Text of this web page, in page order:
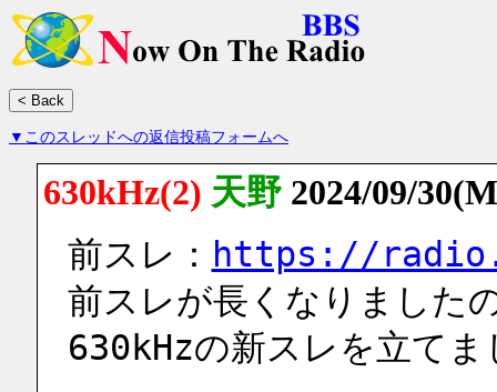
▼このスレッドへの返信投稿フォームへ
630kHz(2) 天野 2024/09/
前スレ： https://
前スレが長くなりました
630kHzの新スレを立てま